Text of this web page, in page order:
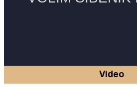
Video